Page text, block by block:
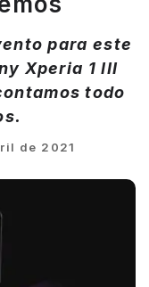
para este
Xperia 1 III
todo
de 2021